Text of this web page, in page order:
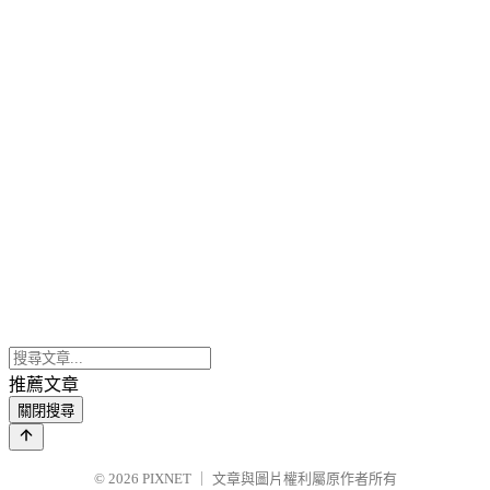
推薦文章
關閉搜尋
© 2026 PIXNET 文章與圖片權利屬原作者所有